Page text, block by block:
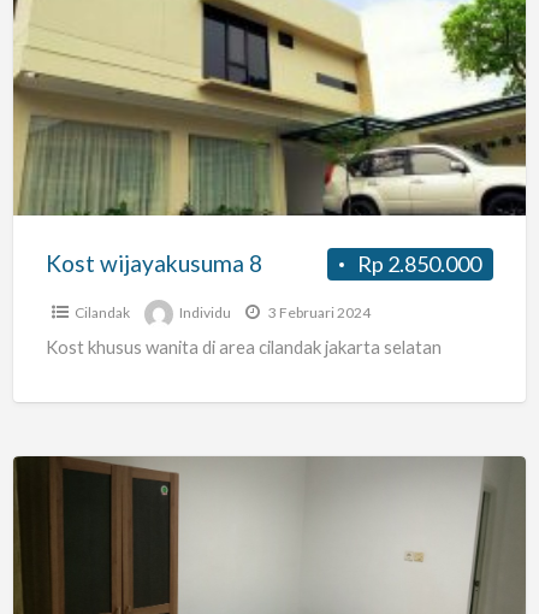
Kost
wijayakusuma
8
Rp 2.850.000
Kost wijayakusuma 8
Cilandak Individu 3 Februari 2024
Kost khusus wanita di area cilandak jakarta selatan
Terogong